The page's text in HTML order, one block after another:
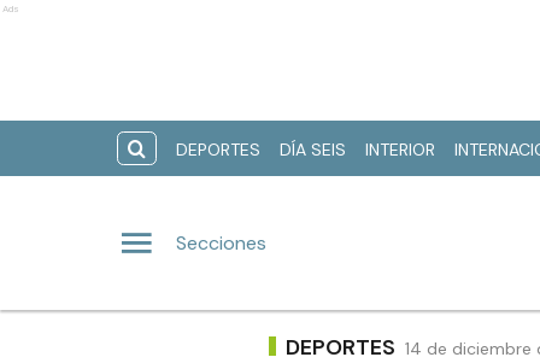
Ads
DEPORTES DÍA SEIS INTERIOR
Secciones
DEPORTES 14 de diciembre